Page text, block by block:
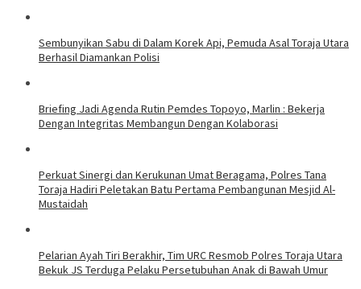
Sembunyikan Sabu di Dalam Korek Api, Pemuda Asal Toraja Utara
Berhasil Diamankan Polisi
Briefing Jadi Agenda Rutin Pemdes Topoyo, Marlin : Bekerja
Dengan Integritas Membangun Dengan Kolaborasi
Perkuat Sinergi dan Kerukunan Umat Beragama, Polres Tana
Toraja Hadiri Peletakan Batu Pertama Pembangunan Mesjid Al-
Mustaidah
Pelarian Ayah Tiri Berakhir, Tim URC Resmob Polres Toraja Utara
Bekuk JS Terduga Pelaku Persetubuhan Anak di Bawah Umur